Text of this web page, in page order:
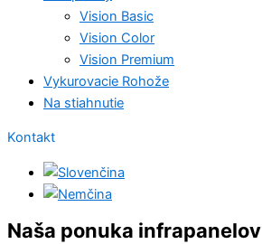
Vision Basic
Vision Color
Vision Premium
Vykurovacie Rohože
Na stiahnutie
Kontakt
Naša ponuka infrapanelov